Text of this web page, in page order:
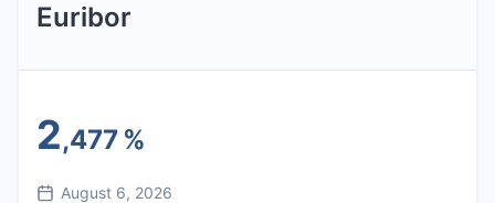
Euribor
2,477 %
August 6, 2026